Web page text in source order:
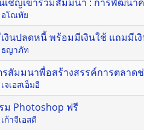
อโณทัย
งินปลดหนี้ พร้อมมีเงินใช้ แถมมี
ธญาภัท
สัมมนาพื่อสร้างสรรค์การตลาด
เจเอสเอ็มอี
ม Photoshop ฟรี
เก้าจีเอสดี